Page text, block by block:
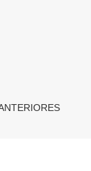
de la enseñanza